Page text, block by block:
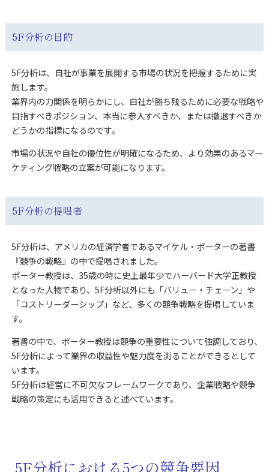
5F分析の目的
5F分析は、自社が事業を展開する市場の状況を把握するために実
施します。
業界内の力関係を明らかにし、自社が勝ち残るために必要な戦略や
目指すべきポジション、本当に参入すべきか、または撤退すべきか
どうかの指標になるのです。
市場の状況や自社の優位性が明確になるため、より効果のあるマー
ケティング戦略の立案が可能になります。
5F分析の提唱者
5F分析は、アメリカの経済学者であるマイケル・ポーターの著書
『競争の戦略』の中で提唱されました。
ポーター教授は、35歳の時に史上最年少でハーバード大学正教授
となった人物であり、5F分析以外にも「バリュー・チェーン」や
「コストリーダーシップ」など、多くの競争戦略を提唱していま
す。
著書の中で、ポーター教授は競争の重要性について強調しており、
5F分析によって業界の収益性や魅力度を測ることができるとして
います。
5F分析は経営に不可欠なフレームワークであり、企業戦略や競争
戦略の策定にも活用できると述べています。
5F分析における5つの競争要因